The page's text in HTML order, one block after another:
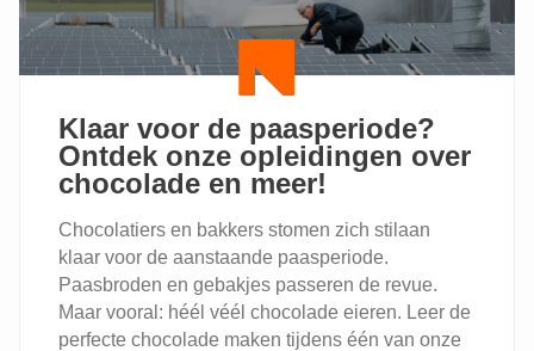
REKRUTERINGSSCAN!
Klaar voor de paasperiode?
Ontdek onze opleidingen over
chocolade en meer!
Chocolatiers en bakkers stomen zich stilaan
klaar voor de aanstaande paasperiode.
Paasbroden en gebakjes passeren de revue.
Maar vooral: héél véél chocolade eieren. Leer de
perfecte chocolade maken tijdens één van onze